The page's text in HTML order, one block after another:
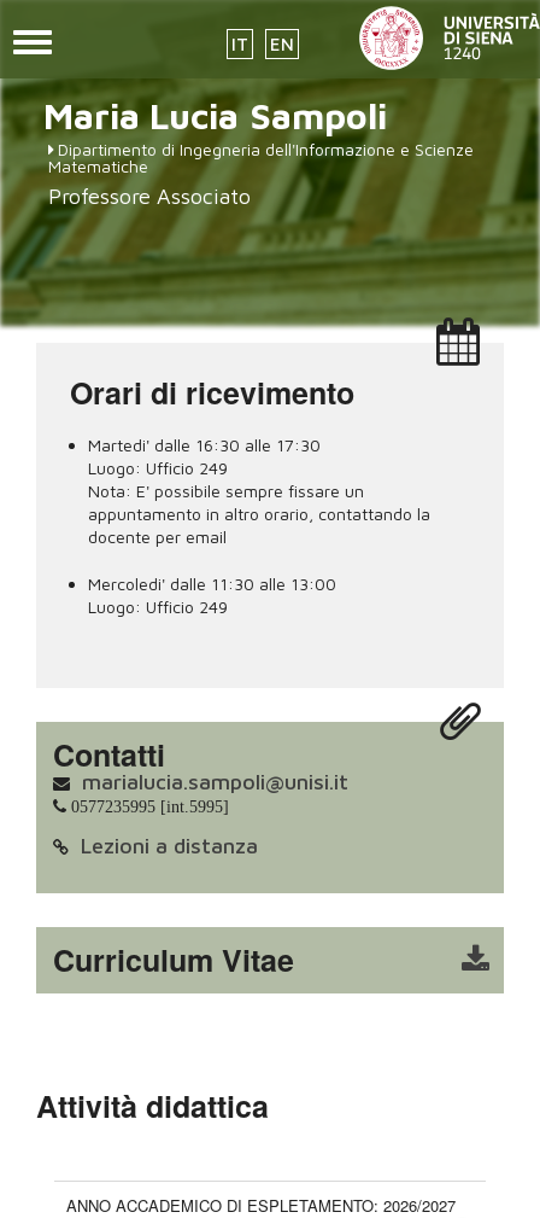
Salta
contenuto
principale
IT EN
Toggle
Maria Lucia Sampoli
Dipartimento di Ingegneria dell'Informazione e Scienze
Matematiche
Professore Associato
Orari di ricevimento
Martedi' dalle 16:30 alle 17:30
Luogo: Ufficio 249
Nota: E' possibile sempre fissare un
appuntamento in altro orario, contattando la
docente per email
Mercoledi' dalle 11:30 alle 13:00
Luogo: Ufficio 249
Contatti
marialucia.sampoli@unisi.it
0577235995 [int.5995]
Lezioni a distanza
Curriculum Vitae
Attività didattica
ANNO ACCADEMICO DI ESPLETAMENTO: 2026/2027